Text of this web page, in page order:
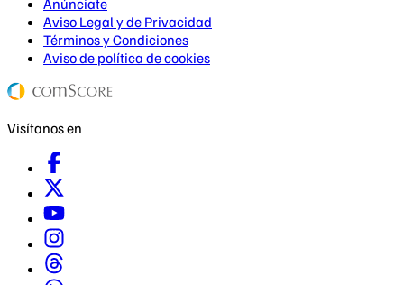
Aviso Legal y de Privacidad
Términos y Condiciones
Aviso de política de cookies
Visítanos en